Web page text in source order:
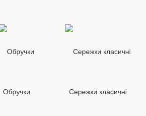
Обручки Сережки класичні